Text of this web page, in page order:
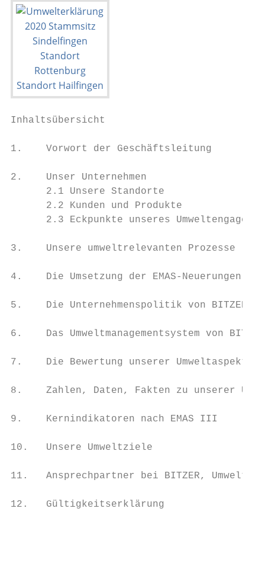
Inhaltsübersicht
1.    Vorwort der Geschäftsleitung
2.    Unser Unternehmen
      2.1 Unsere Standorte
      2.2 Kunden und Produkte
2.3 Eckpunkte unseres
3.    Unsere umweltrelevanten Prozesse
4.    Die Umsetzung der EMAS-Neuerungen
5.    Die Unternehmenspolitik von BITZER
6.    Das Umweltmanagementsystem von BITZER
7.    Die Bewertung unserer Umweltaspekte
8.    Zahlen, Daten, Fakten zu unserer
9.    Kernindikatoren nach EMAS III
10.   Unsere Umweltziele
11.   Ansprechpartner bei BITZER,
12.   Gültigkeitserklärung